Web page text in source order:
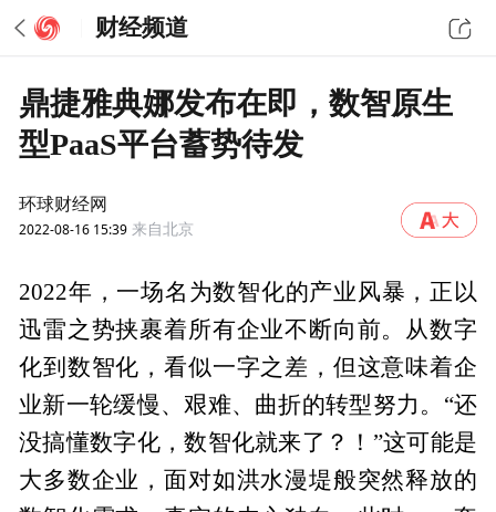
财经频道
鼎捷雅典娜发布在即，数智原生
型PaaS平台蓄势待发
环球财经网
2022-08-16 15:39 来自北京
2022年，一场名为数智化的产业风暴，正以
迅雷之势挟裹着所有企业不断向前。从数字
化到数智化，看似一字之差，但这意味着企
业新一轮缓慢、艰难、曲折的转型努力。“还
没搞懂数字化，数智化就来了？！”这可能是
大多数企业，面对如洪水漫堤般突然释放的